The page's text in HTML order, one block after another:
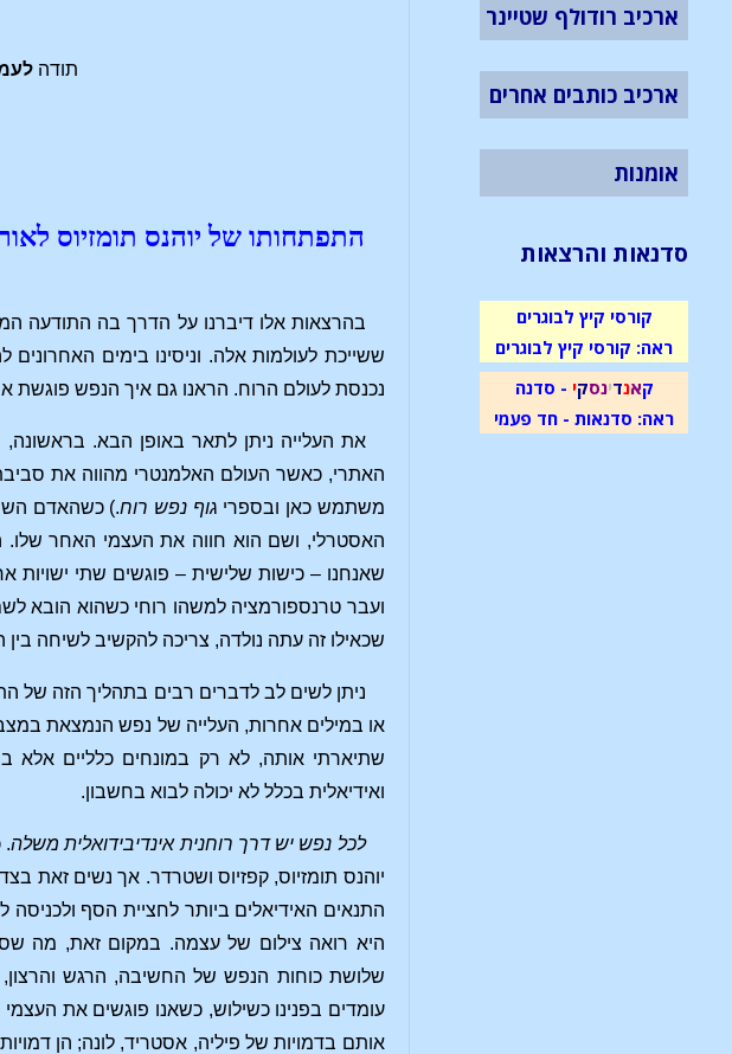
תודה
התפתחותו של יוהנס תומזיוס
בהרצאות אלו דיברנו על הדרך בה התודעה
ששייכת לעולמות אלה. וניסינו בימים
נכנסת לעולם הרוח. הראנו גם איך הנפש
את העלייה ניתן לתאר באופן הבא. בראשונה,
האתרי, כאשר העולם האלמנטרי מהווה את
משתמש כאן ובספרי גוף נפש רוח.) כשהאדם
האסטרלי, ושם הוא חווה את העצמי האחר שלו.
שאנחנו – כישות שלישית – פוגשים שתי ישויות
ועבר טרנספורמציה למשהו רוחי כשהוא הובא
שכאילו זה עתה נולדה, צריכה להקשיב לשיחה
ניתן לשים לב לדברים רבים בתהליך הזה של
או במילים אחרות, העלייה של נפש הנמצאת במצב
שתיארתי אותה, לא רק במונחים כלליים אלא
ואידיאלית בכלל לא יכולה לבוא בחשבון.
לכל נפש יש דרך רוחנית אינדיבידואלית משלה.
יוהנס תומזיוס, קפזיוס ושטרדר. אך נשים זאת
התנאים האידיאלים ביותר לחציית הסף
היא רואה צילום של עצמה. במקום זאת, מה
שלושת כוחות הנפש של החשיבה, הרגש והרצון,
עומדים בפנינו כשילוש, כשאנו פוגשים את
אותם בדמויות של פיליה, אסטריד, לונה; הן
ארכיב רודולף שטיינר
ארכיב כותבים אחרים
אומנות
סדנאות והרצאות
קורסי קיץ לבוגרים
ראה: קורסי קיץ לבוגרים
קאנדינסקי - סדנה
ראה: סדנאות - חד פעמי